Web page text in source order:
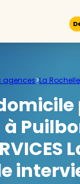
agences>La Rochelle